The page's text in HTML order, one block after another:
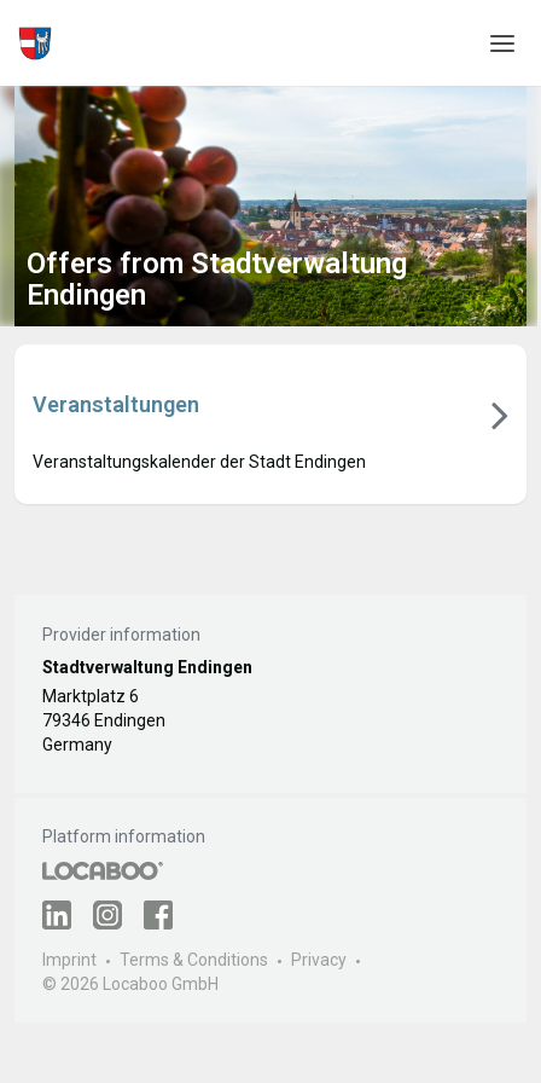
Home
Login
Language
Help & Info
Offers from Stadtverwaltung
Endingen
Veranstaltungen
Veranstaltungskalender der Stadt Endingen
Provider information
Stadtverwaltung Endingen
Marktplatz 6
79346 Endingen
Germany
Platform information
Imprint Terms & Conditions
Privacy
© 2026 Locaboo GmbH